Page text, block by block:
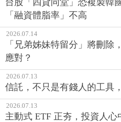
「融資體脂率」不高
2026.07.14
「兄弟姊妹特留分」將刪除
應對？
2026.07.13
信託，不只是有錢人的工具
2026.07.13
主動式 ETF 正夯，投資人心